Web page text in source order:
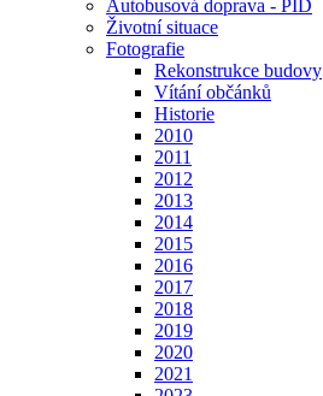
Autobusová doprava - PID
Životní situace
Fotografie
Rekonstrukce budovy
Vítání občánků
Historie
2010
2011
2012
2013
2014
2015
2016
2017
2018
2019
2020
2021